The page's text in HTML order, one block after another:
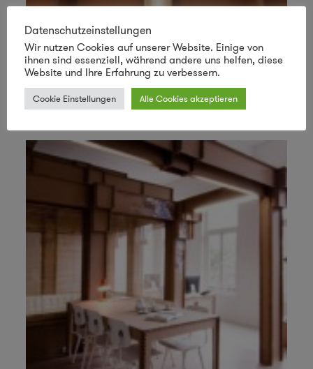
Datenschutzeinstellungen
Wir nutzen Cookies auf unserer Website. Einige von
ihnen sind essenziell, während andere uns helfen, diese
Website und Ihre Erfahrung zu verbessern.
Cookie Einstellungen Alle Cookies akzeptieren